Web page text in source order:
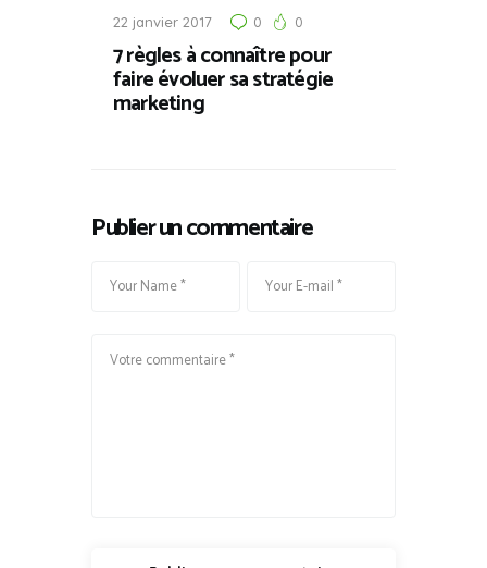
22 janvier 2017 0 0
7 règles à connaître pour
faire évoluer sa stratégie
marketing
Publier un commentaire